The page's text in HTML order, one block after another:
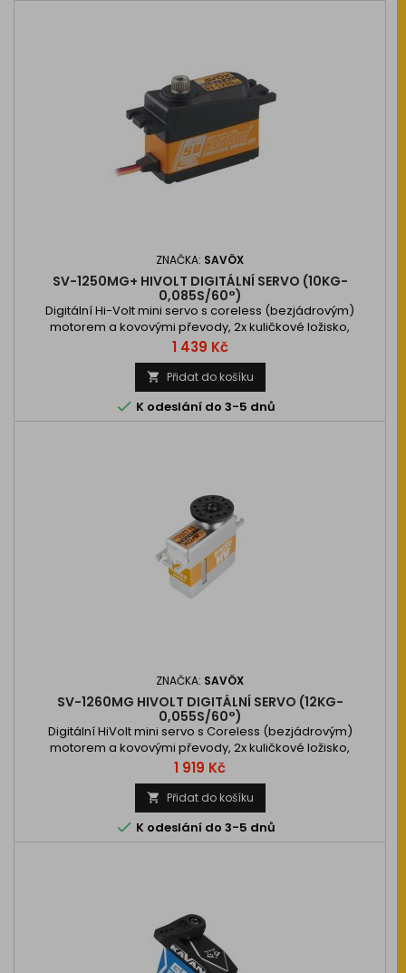
ZNAČKA: SAVÖX
SV-1250MG+ HIVOLT DIGITÁLNÍ SERVO (10KG-
0,085S/60°)
Digitální Hi-Volt mini servo s coreless (bezjádrovým)
motorem a kovovými převody, 2x kuličkové ložisko,
4,6/8.0kg při 6,0/7,4V a 0,11/0,095s na 6,0/7,4V, váha 29,6g,
35,0x15x29,2mm. Provozní napětí 4…
Cena
1 439 Kč
 Přidat do košíku
 K odeslání do 3-5 dnů
ZNAČKA: SAVÖX
SV-1260MG HIVOLT DIGITÁLNÍ SERVO (12KG-
0,055S/60°)
Digitální HiVolt mini servo s Coreless (bezjádrovým)
motorem a kovovými převody, 2x kuličkové ložisko,
8,0/12.0kg při 6,0/7,4V a 0,065/0,055s na 6,0/7,4V, váha
40,0g, 35,0x15x30,7mm. Provozní napětí…
Cena
1 919 Kč
 Přidat do košíku
 K odeslání do 3-5 dnů